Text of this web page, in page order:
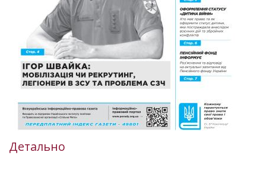
Детально